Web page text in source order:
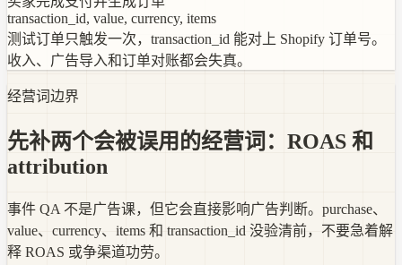
transaction_id, value, currency, items
测试订单只触发一次，transaction_id 能对上 Shopify 订单号。
收入、广告导入和订单对账都会失真。
经营词边界
先补两个会被误用的经营词：ROAS 和
attribution
事件 QA 不是广告课，但它会直接影响广告判断。purchase、
value、currency、items 和 transaction_id 没验清前，不要急着解
释 ROAS 或争渠道功劳。